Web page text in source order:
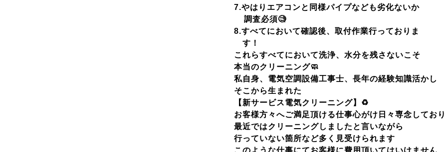
7.やはりエアコンと同様パイプなども劣化ないか
調査必須🧐
8.すべてにおいて確認後、取付作業行っておりま
す！
これらすべてにおいて洗浄、水分を残さないこそ
本当のクリーニング🧼
私自身、電気空調設備工事士、長年の経験知識活かし
そこから生まれた
【新サービス電気クリーニング】 ♻️
お客様方々へご満足頂ける仕事心がけ日々専念してお
最近ではクリーニングしましたと言いながら
行っていない箇所など多く見受けられます
このような仕事にてお客様に費用頂いてはいけません